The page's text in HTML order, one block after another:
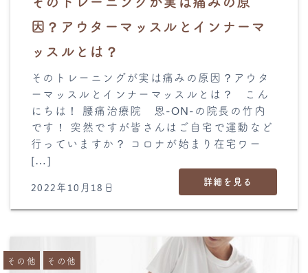
因？アウターマッスルとインナーマ
ッスルとは？
そのトレーニングが実は痛みの原因？アウタ
ーマッスルとインナーマッスルとは？ こん
にちは！ 腰痛治療院 恩-ON-の院長の竹内
です！ 突然ですが皆さんはご自宅で運動など
行っていますか？ コロナが始まり在宅ワー
[…]
2022年10月18日 詳細を見る
その他 その他